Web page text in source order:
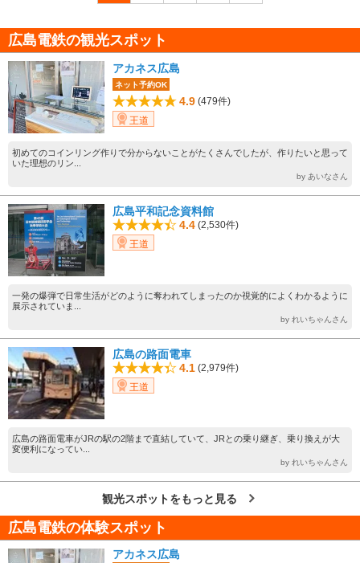
広島電鉄の観光スポット
アカネス広島
ネット予約OK
4.9 (479件)
王道
初めてのコインリング作りで分からないことがたくさんでしたが、作りたいと思って
いた理想のリン...
by あいなさん
広島平和記念資料館
4.4 (2,530件)
王道
一発の爆弾で日常生活がどのように奪われてしまったのか視覚的によくわかるように
展示されていま...
by れいちゃんさん
広島の路面電車
4.1 (2,979件)
王道
広島の路面電車がJRの駅の2階まで直結していて、JRとの乗り継ぎ、乗り換えが大
変便利になってい...
by れいちゃんさん
観光スポットをもっと見る
広島電鉄の体験スポット
アカネス広島